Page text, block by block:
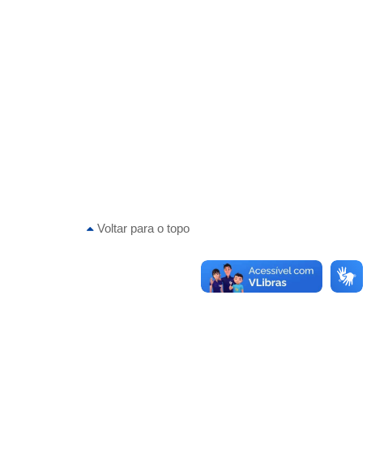
Voltar para o topo